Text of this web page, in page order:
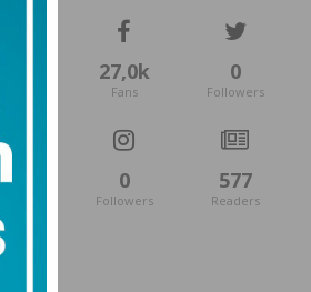
27,0k
Fans
0
Followers
0
Followers
577
Readers